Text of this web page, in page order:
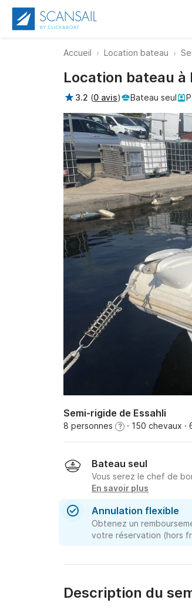
Accueil Location bateau
Location bateau
3.2 (0 avis) Bateau seul
Semi-rigide de Essahli
8 personnes ? · 150 chevaux ·
Bateau seul
Vous serez le chef de
En savoir plus
Annulation flexible
Obtenez un
votre réservation (hors
Description du